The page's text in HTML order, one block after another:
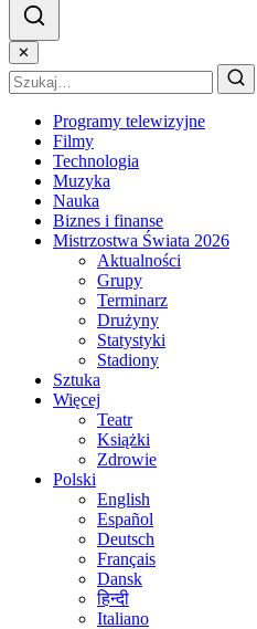
✕
Programy telewizyjne
Filmy
Technologia
Muzyka
Nauka
Biznes i finanse
Mistrzostwa Świata 2026
Aktualności
Grupy
Terminarz
Drużyny
Statystyki
Stadiony
Sztuka
Więcej
Teatr
Książki
Zdrowie
Polski
English
Español
Deutsch
Français
Dansk
हिन्दी
Italiano